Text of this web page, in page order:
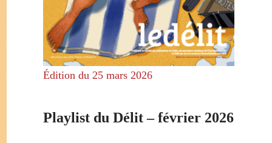
Édition du 25 mars 2026
Playlist du Délit – février 2026